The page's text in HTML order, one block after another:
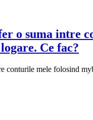
o suma intre
Ce fac?
conturile mele folosind